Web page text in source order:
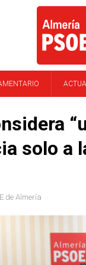
solo a
de Almería